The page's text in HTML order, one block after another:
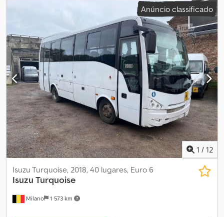
Anúncio classificado
1 / 12
Milano 1 573 km
Isuzu Turquoise, 2018, 40 lugares, Euro 6
Isuzu Turquoise